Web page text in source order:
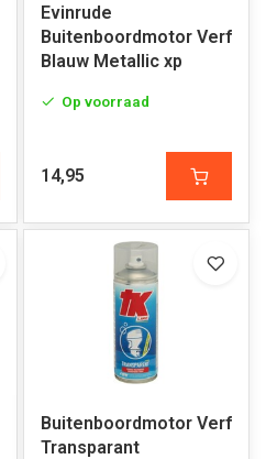
Evinrude
Buitenboordmotor Verf
Blauw Metallic xp
Op voorraad
14,95
Buitenboordmotor Verf
Transparant